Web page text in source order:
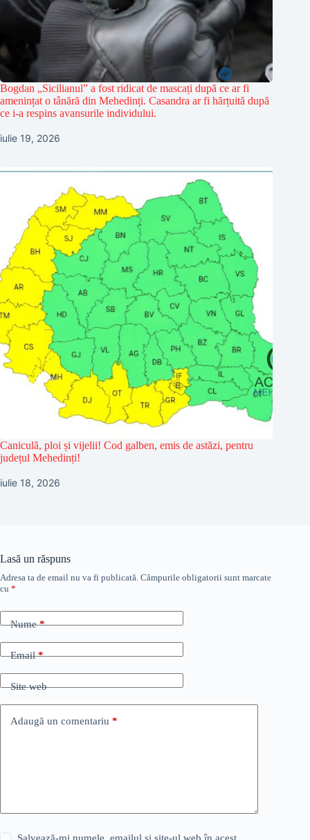
Bogdan „Sicilianul” a fost ridicat de mascați după ce ar fi
amenințat o tânără din Mehedinți. Casandra ar fi hărțuită după
ce i-a respins avansurile individului.
iulie 19, 2026
Caniculă, ploi și vijelii! Cod galben, emis de astăzi, pentru
județul Mehedinți!
iulie 18, 2026
Lasă un răspuns
Adresa ta de email nu va fi publicată. Câmpurile obligatorii sunt marcate
cu *
Nume*
Email*
Site web
Adaugă un comentariu *